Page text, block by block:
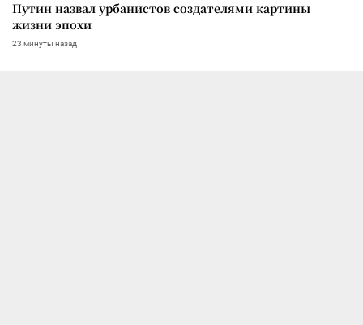
Путин назвал урбанистов создателями картины
жизни эпохи
23 минуты назад